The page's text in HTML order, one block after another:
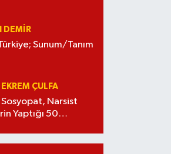
DEMİR
Sunum/Tanım
EKREM ÇULFA
Narsist
Yaptığı 50